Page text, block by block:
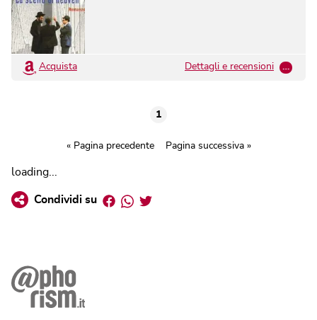
Acquista Dettagli e recensioni …
1
« Pagina precedente Pagina successiva »
loading...
Condividi su Facebook
Whatsapp
Twitter